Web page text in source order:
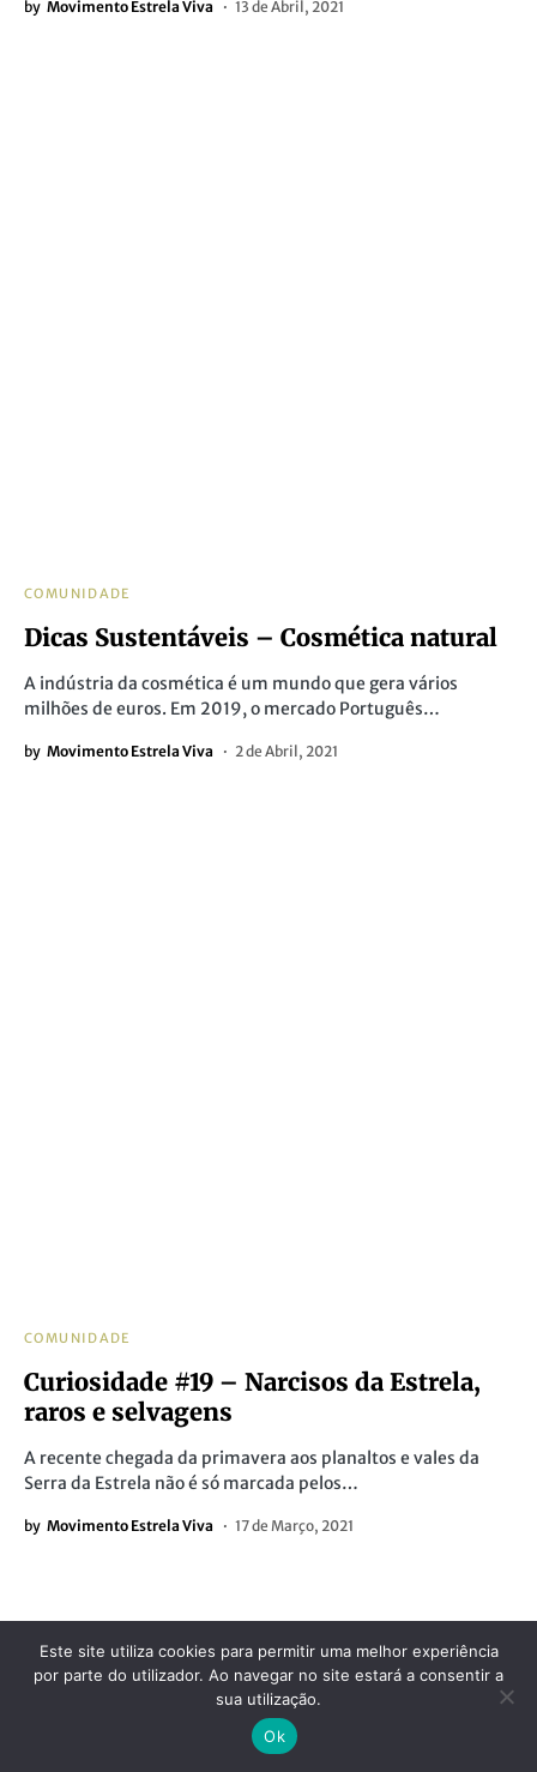
by Movimento Estrela Viva 13 de Abril, 2021
COMUNIDADE
Dicas Sustentáveis – Cosmética natural
A indústria da cosmética é um mundo que gera vários
milhões de euros. Em 2019, o mercado Português…
by Movimento Estrela Viva 2 de Abril, 2021
COMUNIDADE
Curiosidade #19 – Narcisos da Estrela,
raros e selvagens
A recente chegada da primavera aos planaltos e vales da
Serra da Estrela não é só marcada pelos…
by Movimento Estrela Viva 17 de Março, 2021
Este site utiliza cookies para permitir uma melhor experiência
por parte do utilizador. Ao navegar no site estará a consentir a
sua utilização.
Ok